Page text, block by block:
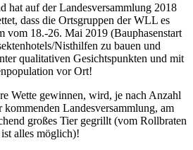
hat auf der Landesversammlung 2018
dass die Ortsgruppen der WLL es
vom 18.-26. Mai 2019 (Bauphasenstart
Nisthilfen zu bauen und
qualitativen Gesichtspunkten und mit
vor Ort!
Wette gewinnen, wird, je nach Anzahl
kommenden Landesversammlung, am
großes Tier gegrillt (vom Rollbraten
alles möglich)!